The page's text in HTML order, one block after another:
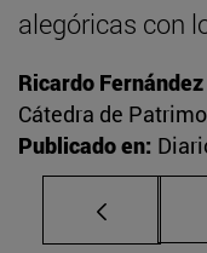
alegóricas con
Ricardo
Cátedra de
Publicado en: